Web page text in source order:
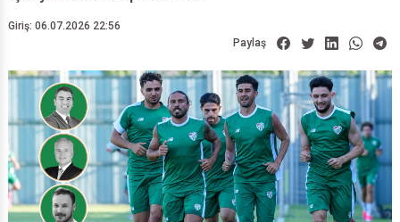
Giriş: 06.07.2026 22:56
Paylaş